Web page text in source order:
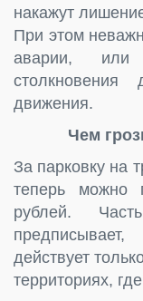
накажут
При этом
аварии, или
столкновения
движения.
Чем
За парковку на
теперь можно
рублей.
действует
территориях,